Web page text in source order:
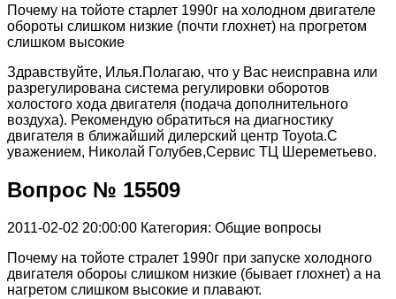
Почему на тойоте старлет 1990г на холодном двигателе
обороты слишком низкие (почти глохнет) на прогретом
слишком высокие
Здравствуйте, Илья.Полагаю, что у Вас неисправна или
разрегулирована система регулировки оборотов
холостого хода двигателя (подача дополнительного
воздуха). Рекомендую обратиться на диагностику
двигателя в ближайший дилерский центр Toyota.С
уважением, Николай Голубев,Сервис ТЦ Шереметьево.
Вопрос № 15509
2011-02-02 20:00:00 Категория: Общие вопросы
Почему на тойоте стралет 1990г при запуске холодного
двигателя обороы слишком низкие (бывает глохнет) а на
нагретом слишком высокие и плавают.